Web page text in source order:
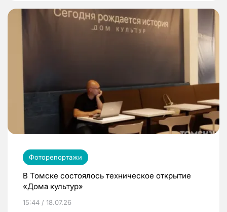
Фоторепортажи
В Томске состоялось техническое открытие
«Дома культур»
15:44 / 18.07.26